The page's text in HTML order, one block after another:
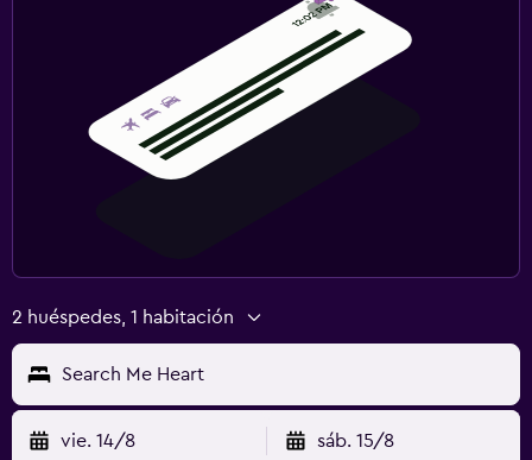
2 huéspedes, 1 habitación
Search Me Heart
vie. 14/8 sáb. 15/8